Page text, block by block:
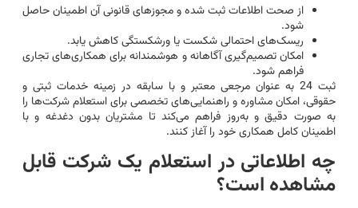
از صحت اطلاعات ثبت شده و مجوزهای قانونی آن اطمینان حاصل
شود.
ریسک‌های احتمالی شکست یا ورشکستگی کاهش یابد.
امکان تصمیم‌گیری آگاهانه و هوشمندانه برای همکاری‌های تجاری
فراهم شود.
ثبت 24 به عنوان مرجعی معتبر و با سابقه در زمینه خدمات ثبتی و
حقوقی، امکان مشاوره و راهنمایی‌های تخصصی برای استعلام شرکت‌ها را
به صورت دقیق و به‌روز فراهم می‌کند تا مشتریان بدون دغدغه و با
اطمینان کامل همکاری خود را آغاز کنند.
چه اطلاعاتی در استعلام یک شرکت قابل
مشاهده است؟